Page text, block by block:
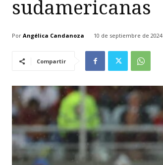
sudamericanas
Por Angélica Candanoza 10 de septiembre de 2024
Compartir